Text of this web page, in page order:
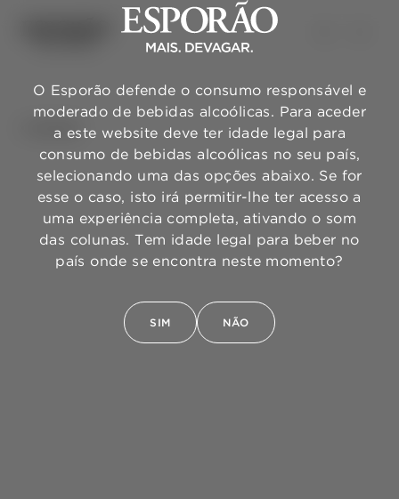
VOLTAR
O Esporão defende o consumo responsável e
moderado de bebidas alcoólicas. Para aceder
a este website deve ter idade legal para
consumo de bebidas alcoólicas no seu país,
selecionando uma das opções abaixo. Se for
esse o caso, isto irá permitir-lhe ter acesso a
uma experiência completa, ativando o som
das colunas. Tem idade legal para beber no
país onde se encontra neste momento?
SIM NÃO